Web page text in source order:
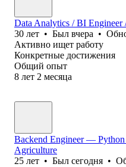
Data Analytics / BI Engineer
30 лет • Был вчера •
Активно ищет работу
Конкретные достижения
Общий опыт
8 лет 2 месяца
Backend Engineer —
Agriculture
25 лет • Был сегодня •